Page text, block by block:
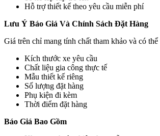
Hỗ trợ thiết kế theo yêu cầu miễn phí
Lưu Ý Báo Giá Và Chính Sách Đặt Hàng
Giá trên chỉ mang tính chất tham khảo và có
Kích thước xe yêu cầu
Chất liệu gia công thực tế
Mẫu thiết kế riêng
Số lượng đặt hàng
Phụ kiện đi kèm
Thời điểm đặt hàng
Báo Giá Bao Gồm